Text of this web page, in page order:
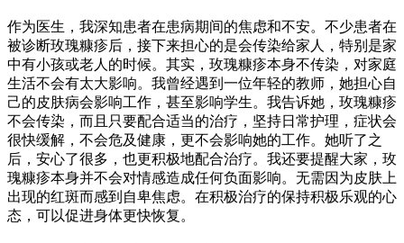
作为医生，我深知患者在患病期间的焦虑和不安。不少患者在
被诊断玫瑰糠疹后，接下来担心的是会传染给家人，特别是家
中有小孩或老人的时候。其实，玫瑰糠疹本身不传染，对家庭
生活不会有太大影响。我曾经遇到一位年轻的教师，她担心自
己的皮肤病会影响工作，甚至影响学生。我告诉她，玫瑰糠疹
不会传染，而且只要配合适当的治疗，坚持日常护理，症状会
很快缓解，不会危及健康，更不会影响她的工作。她听了之
后，安心了很多，也更积极地配合治疗。我还要提醒大家，玫
瑰糠疹本身并不会对情感造成任何负面影响。无需因为皮肤上
出现的红斑而感到自卑焦虑。在积极治疗的保持积极乐观的心
态，可以促进身体更快恢复。